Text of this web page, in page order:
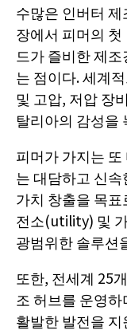
수많은 인버터
장에서 피머의
드가 즐비한 제
는 점이다. 세계
및 고압, 저압 장
탈리아의 감성을
피머가 가지는
는 대담하고 신
가치 창출을 목
전소(utility) 및
광범위한 솔루션
또한, 전세계 25
조 허브를 운영
활발한 발전을